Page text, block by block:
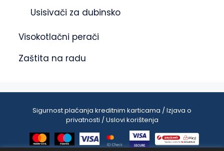
Usisivači za dubinsko
Visokotlačni perači
Zaštita na radu
Sigurnost plaćanja kreditnim karticama / Izjava o
privatnosti / Uslovi korištenja